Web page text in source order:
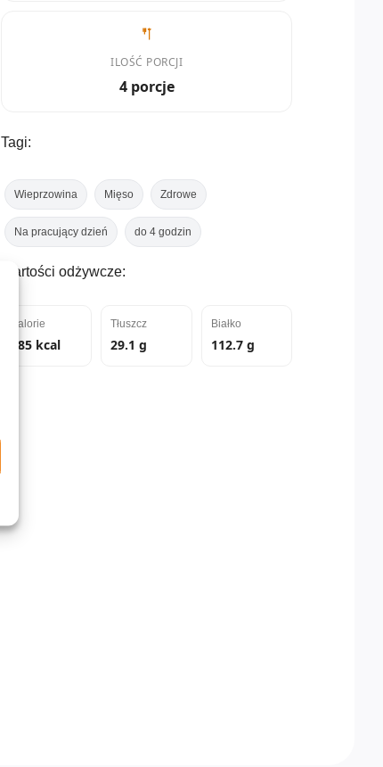
ILOŚĆ PORCJI
4 porcje
Tagi:
Wieprzowina Mięso Zdrowe
Na pracujący dzień do 4 godzin
Wartości odżywcze:
Kalorie
985 kcal
Tłuszcz
29.1 g
Białko
112.7 g